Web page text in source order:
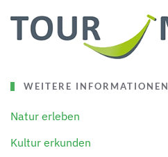
WEITERE INFORMATIONEN
Natur erleben
Kultur erkunden